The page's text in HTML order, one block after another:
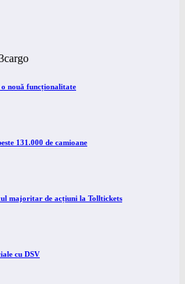
nouă funcționalitate
131.000 de camioane
majoritar de acțiuni la Tolltickets
cu DSV